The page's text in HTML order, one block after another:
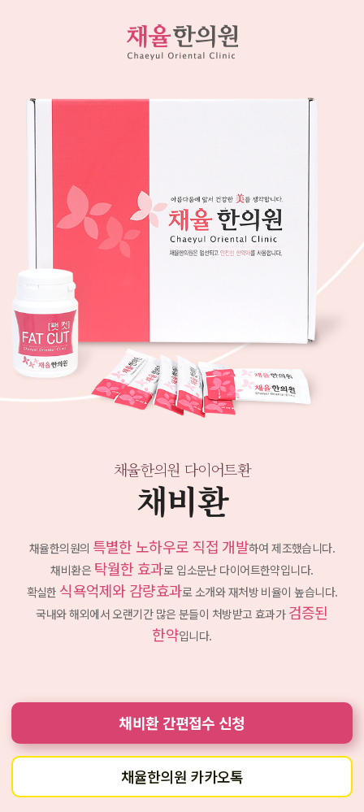
채율한의원 다이어트환
채비환
채율한의원의 특별한 노하우로 직접 개발하여 제조했습니다.
채비환은 탁월한 효과로 입소문난 다이어트한약입니다.
확실한 식욕억제와 감량효과로 소개와 재처방 비율이 높습니다.
국내와 해외에서 오랜기간 많은 분들이 처방받고 효과가 검증된
한약입니다.
채비환 간편접수 신청
채율한의원 카카오톡